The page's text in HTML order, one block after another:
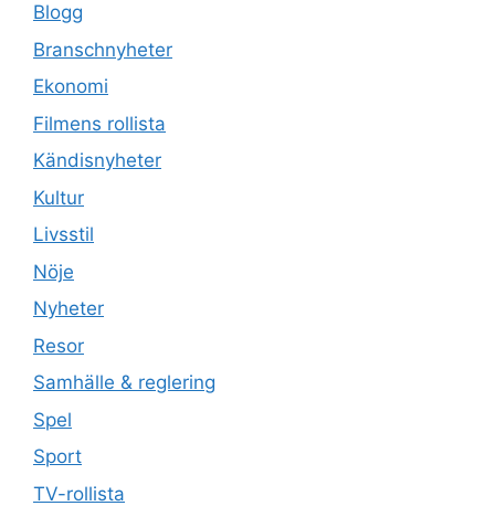
Blogg
Branschnyheter
Ekonomi
Filmens rollista
Kändisnyheter
Kultur
Livsstil
Nöje
Nyheter
Resor
Samhälle & reglering
Spel
Sport
TV-rollista